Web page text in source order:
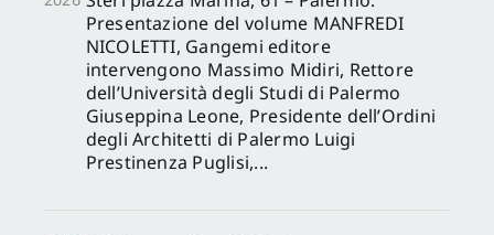
Presentazione del volume MANFREDI
NICOLETTI, Gangemi editore
intervengono Massimo Midiri, Rettore
dell’Università degli Studi di Palermo
Giuseppina Leone, Presidente dell’Ordini
degli Architetti di Palermo Luigi
Prestinenza Puglisi,...